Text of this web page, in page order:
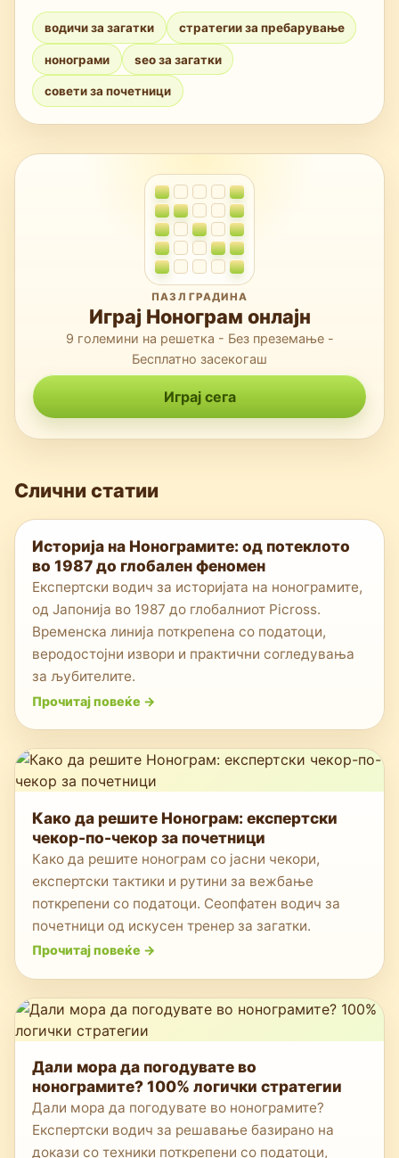
алатки.
или „multi-color picross“. Додајте ги тие
описи на кој било синоним за прецизни
резултати.
водичи за загатки стратегии за пребарување
нонограми seo за загатки
совети за почетници
ПАЗЛ ГРАДИНА
Играј Нонограм онлајн
9 големини на решетка - Без преземање -
Бесплатно засекогаш
Играј сега
Слични статии
Историја на Нонограмите: од потеклото
во 1987 до глобален феномен
Експертски водич за историјата на нонограмите,
од Јапонија во 1987 до глобалниот Picross.
Временска линија поткрепена со податоци,
веродостојни извори и практични согледувања
за љубителите.
Прочитај повеќе ->
Како да решите Нонограм: експертски
чекор-по-чекор за почетници
Како да решите нонограм со јасни чекори,
експертски тактики и рутини за вежбање
поткрепени со податоци. Сеопфатен водич за
почетници од искусен тренер за загатки.
Прочитај повеќе ->
Дали мора да погодувате во
нонограмите? 100% логички стратегии
Дали мора да погодувате во нонограмите?
Експертски водич за решавање базирано на
докази со техники поткрепени со податоци,